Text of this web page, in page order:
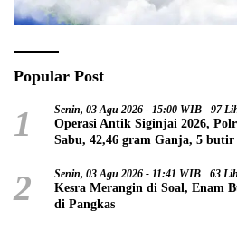
Popular Post
1 Senin, 03 Agu 2026 - 15:00 WIB 97
Operasi Antik Siginjai 2026,
Sabu, 42,46 gram Ganja, 5 butir
2 Senin, 03 Agu 2026 - 11:41 WIB 63
Kesra Merangin di Soal, Enam
di Pangkas